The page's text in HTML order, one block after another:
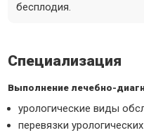
бесплодия.
Специализация
Выполнение лечебно-
урологические виды
перевязки